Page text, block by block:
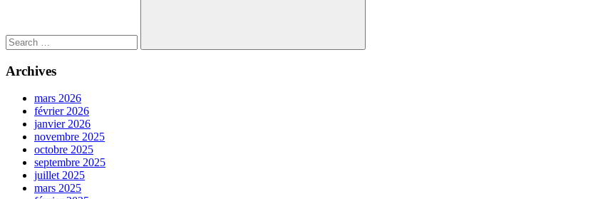
Search
Archives
mars 2026
février 2026
janvier 2026
novembre 2025
octobre 2025
septembre 2025
juillet 2025
mars 2025